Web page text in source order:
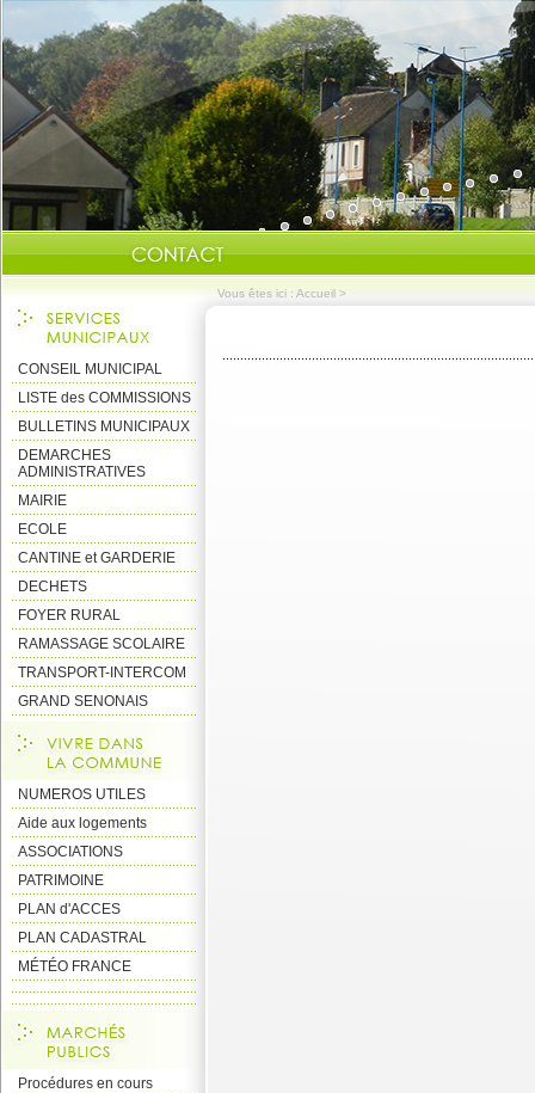
Vous êtes ici : Accueil >
CONSEIL MUNICIPAL
LISTE des COMMISSIONS
BULLETINS MUNICIPAUX
DEMARCHES
ADMINISTRATIVES
MAIRIE
ECOLE
CANTINE et GARDERIE
DECHETS
FOYER RURAL
RAMASSAGE SCOLAIRE
TRANSPORT-INTERCOM
GRAND SENONAIS
NUMEROS UTILES
Aide aux logements
ASSOCIATIONS
PATRIMOINE
PLAN d'ACCES
PLAN CADASTRAL
MÉTÉO FRANCE
Procédures en cours